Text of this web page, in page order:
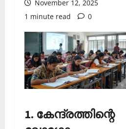
November 12, 2025
1 minute read
0
1. കേന്ദ്രത്തിന്റെ